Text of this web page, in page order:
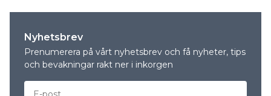
Nyhetsbrev
Prenumerera på vårt nyhetsbrev och få nyheter, tips
och bevakningar rakt ner i inkorgen